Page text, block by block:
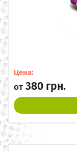
Цена:
от 380 грн.